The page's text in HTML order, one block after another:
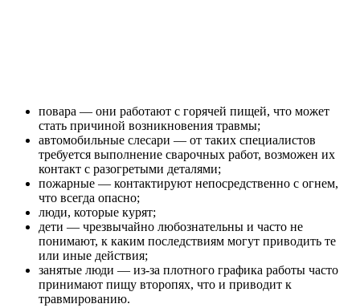
повара — они работают с горячей пищей, что может
стать причиной возникновения травмы;
автомобильные слесари — от таких специалистов
требуется выполнение сварочных работ, возможен их
контакт с разогретыми деталями;
пожарные — контактируют непосредственно с огнем,
что всегда опасно;
люди, которые курят;
дети — чрезвычайно любознательны и часто не
понимают, к каким последствиям могут приводить те
или иные действия;
занятые люди — из-за плотного графика работы часто
принимают пищу второпях, что и приводит к
травмированию.